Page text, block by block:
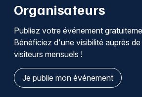
Organisateurs
Publiez votre événement
Bénéficiez d'une visibilité auprès
visiteurs mensuels !
Je publie mon événement